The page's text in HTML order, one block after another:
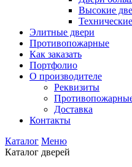
Высокие
Технические
Элитные двери
Противопожарные
Как заказать
Портфолио
О производителе
Реквизиты
Доставка
Контакты
Каталог Меню
Каталог дверей